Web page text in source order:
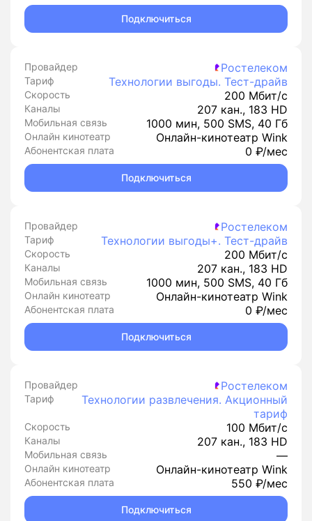
Подключиться
Провайдер Ростелеком
Тариф Технологии выгоды. Тест-драйв
Скорость 200 Мбит/с
Каналы 207 кан., 183 HD
Мобильная связь 1000 мин, 500 SMS, 40 Гб
Онлайн кинотеатр Онлайн-кинотеатр Wink
Абонентская плата 0 ₽/мес
Подключиться
Провайдер Ростелеком
Тариф Технологии выгоды+. Тест-драйв
Скорость 200 Мбит/с
Каналы 207 кан., 183 HD
Мобильная связь 1000 мин, 500 SMS, 40 Гб
Онлайн кинотеатр Онлайн-кинотеатр Wink
Абонентская плата 0 ₽/мес
Подключиться
Провайдер Ростелеком
Тариф
Технологии развлечения. Акционный
тариф
Скорость 100 Мбит/с
Каналы 207 кан., 183 HD
Мобильная связь —
Онлайн кинотеатр Онлайн-кинотеатр Wink
Абонентская плата 550 ₽/мес
Подключиться